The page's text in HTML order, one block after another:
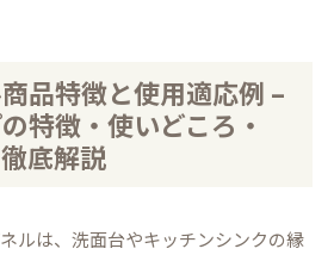
品特徴と使用適応例 –
特徴・使いどころ・
底解説
ルは、洗面台やキッチンシンクの縁